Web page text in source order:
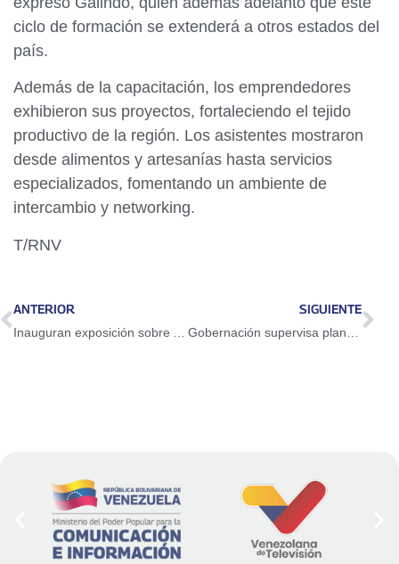
ciclo de formación se extenderá a otros estados del
país.
Además de la capacitación, los emprendedores
exhibieron sus proyectos, fortaleciendo el tejido
productivo de la región. Los asistentes mostraron
desde alimentos y artesanías hasta servicios
especializados, fomentando un ambiente de
intercambio y networking.
T/RNV
ANTERIOR
Inauguran exposición sobre Armando Reverón en Museo de Arte Contemporáneo
SIGUIENTE
Gobernación supervisa plan de estabilización eléctrica en subestación San Fernando II